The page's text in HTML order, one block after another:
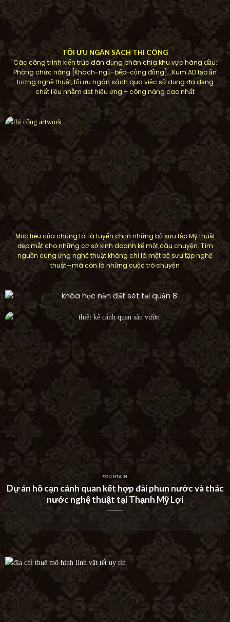
TỐI ƯU NGÂN SÁCH THI CÔNG
Các công trình kiến ​​trúc dân dụng phân chia khu vực hàng đầu:
Phòng chức năng [Khách-ngủ-bếp-cộng đồng];…Kum AD tạo ấn
tượng nghệ thuật, tối ưu ngân sách qua việc sử dụng đa dạng
chất liệu nhằm đạt hiệu ứng – công năng cao nhất
Mục tiêu của chúng tôi là tuyển chọn những bộ sưu tập Mỹ thuật
đẹp mắt cho những cơ sở kinh doanh kể một câu chuyện. Tìm
nguồn cung ứng nghệ thuật không chỉ là một bộ sưu tập nghệ
thuật—mà còn là những cuộc trò chuyện
FOUNTAIN
Dự án thác nước tường hiện đại tại Khu Dân Cư Hà Đô
Villa